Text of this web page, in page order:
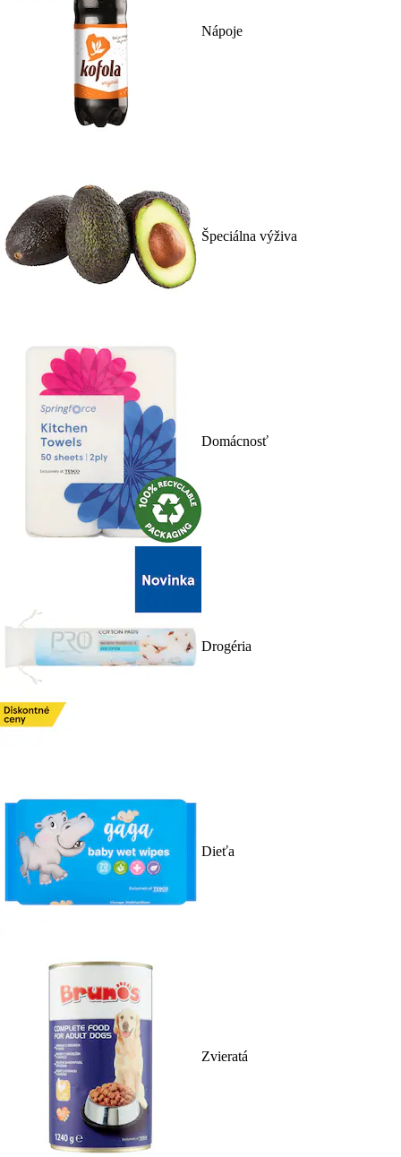
Nápoje
Špeciálna výživa
Domácnosť
Drogéria
Dieťa
Zvieratá